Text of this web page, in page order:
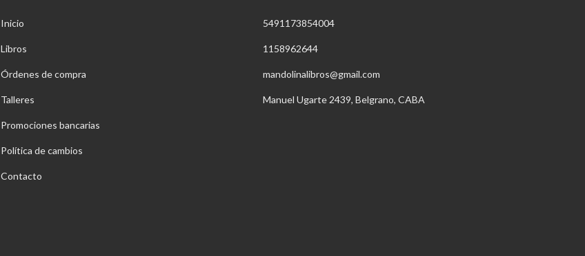
Inicio
Libros
Órdenes de compra
Talleres
Promociones bancarias
Política de cambios
Contacto
5491173854004
1158962644
mandolinalibros@gmail.com
Manuel Ugarte 2439, Belgrano, CABA